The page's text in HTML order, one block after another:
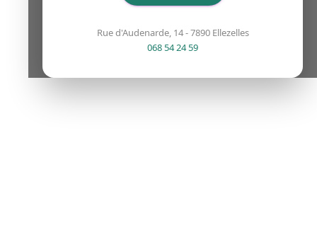
Rue d'Audenarde, 14 - 7890 Ellezelles
068 54 24 59